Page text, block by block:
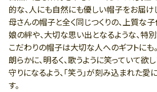
的な、人にも自然にも優しい帽子をお届け
母さんの帽子と全く同じつくりの、上質な
娘の絆や、大切な思い出となるような、特
こだわりの帽子は大切な人へのギフトにも。
朗らかに、明るく、歌うように笑っていて欲
守りになるよう、「笑う」が刻み込まれた愛
す。